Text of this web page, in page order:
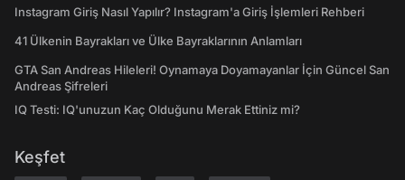
Instagram Giriş Nasıl Yapılır? Instagram'a Giriş İşlemleri Rehberi
41 Ülkenin Bayrakları ve Ülke Bayraklarının Anlamları
GTA San Andreas Hileleri! Oynamaya Doyamayanlar İçin Güncel San
Andreas Şifreleri
IQ Testi: IQ'unuzun Kaç Olduğunu Merak Ettiniz mi?
Keşfet